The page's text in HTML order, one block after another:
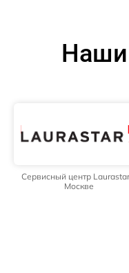
Наши
Сервисный центр
Москве